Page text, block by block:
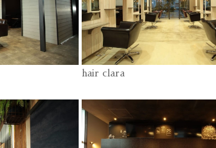
hair clara